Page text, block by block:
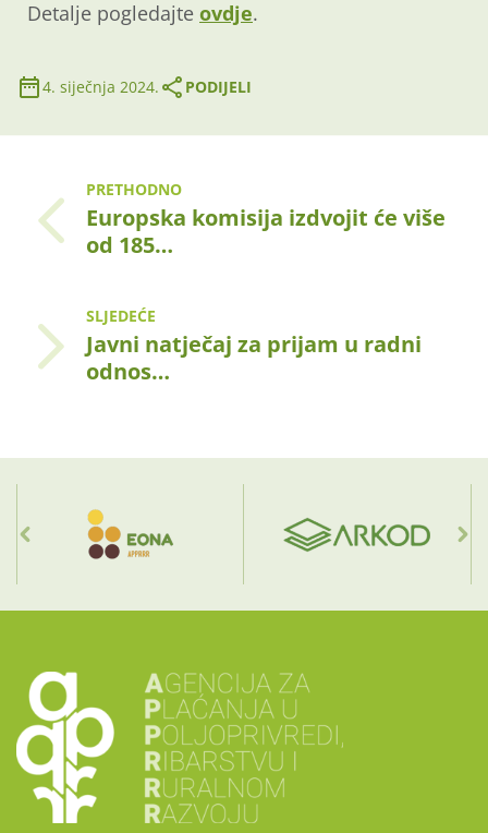
Detalje pogledajte ovdje.
4. siječnja 2024. PODIJELI
PRETHODNO
Europska komisija izdvojit će više
od 185…
SLJEDEĆE
Javni natječaj za prijam u radni
odnos…